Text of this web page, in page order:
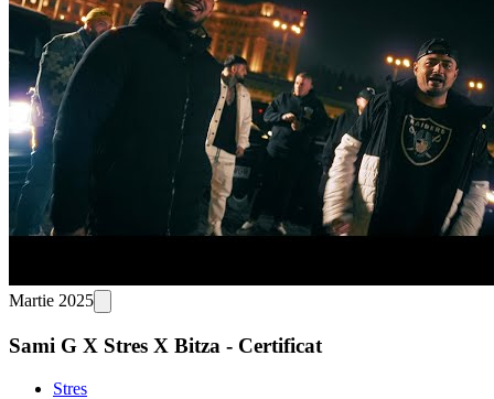
Martie 2025
Sami G X Stres X Bitza - Certificat
Stres